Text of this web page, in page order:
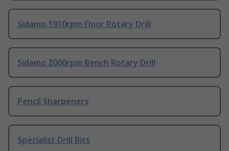
Sidamo 1910rpm Floor Rotary Drill
Sidamo 2000rpm Bench Rotary Drill
Pencil Sharpeners
Specialist Drill Bits